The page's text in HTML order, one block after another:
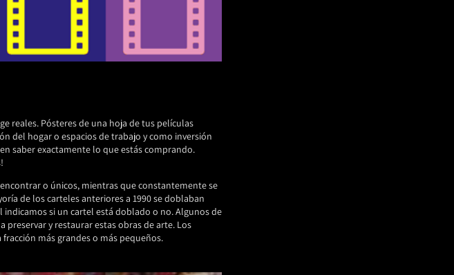
reales. Pósteres de una hoja de tus películas
del hogar o espacios de trabajo y como inversión
saber exactamente lo que estás comprando.
o únicos, mientras que constantemente se
de los carteles anteriores a 1990 se doblaban
indicamos si un cartel está doblado o no. Algunos de
y restaurar estas obras de arte. Los
más grandes o más pequeños.